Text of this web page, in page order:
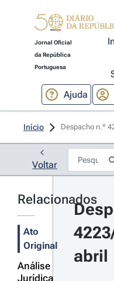
Jornal Oficial
da República
Portuguesa
Ajuda
Início Despacho n.º
Voltar
Relacionados
Ato
Original
Análise
Jurídica
abril